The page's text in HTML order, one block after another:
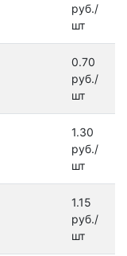
руб./
шт
0.70
руб./
шт
1.30
руб./
шт
1.15
руб./
шт